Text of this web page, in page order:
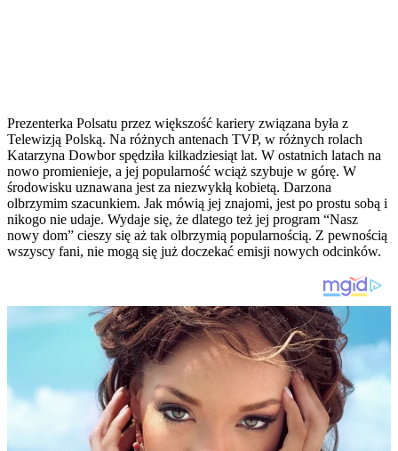
Prezenterka Polsatu przez większość kariery związana była z
Telewizją Polską. Na różnych antenach TVP, w różnych rolach
Katarzyna Dowbor spędziła kilkadziesiąt lat. W ostatnich latach na
nowo promienieje, a jej popularność wciąż szybuje w górę. W
środowisku uznawana jest za niezwykłą kobietą. Darzona
olbrzymim szacunkiem. Jak mówią jej znajomi, jest po prostu sobą i
nikogo nie udaje. Wydaje się, że dlatego też jej program “Nasz
nowy dom” cieszy się aż tak olbrzymią popularnością. Z pewnością
wszyscy fani, nie mogą się już doczekać emisji nowych odcinków.